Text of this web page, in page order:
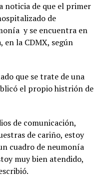
noticia de que el primer
de
y se encuentra en
en la CDMX, según
que se trate de una
el propio histrión de
de comunicación,
de cariño, estoy
cuadro de neumonía
muy bien atendido,